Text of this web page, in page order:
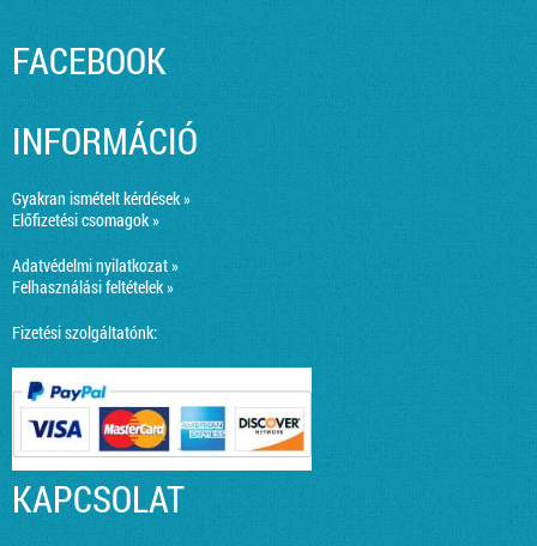
FACEBOOK
INFORMÁCIÓ
Gyakran ismételt kérdések »
Előfizetési csomagok »
Adatvédelmi nyilatkozat »
Felhasználási feltételek »
Fizetési szolgáltatónk:
KAPCSOLAT